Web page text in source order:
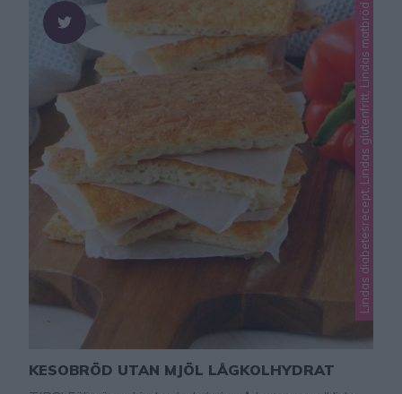
Lindas diabetesrecept, Lindas glutenfritt, Lindas matbröd
KESOBRÖD UTAN MJÖL LÅGKOLHYDRAT